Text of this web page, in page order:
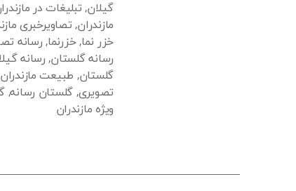
گیلان, تبلیغات در
مازندران, تصاویرخبری
خزر نما,خزرنما, رسانه
رسانه گلستان, رسانه
گلستان, طبیعت مازندران
تصویری, گلستان رسانه,
ویژه مازندران